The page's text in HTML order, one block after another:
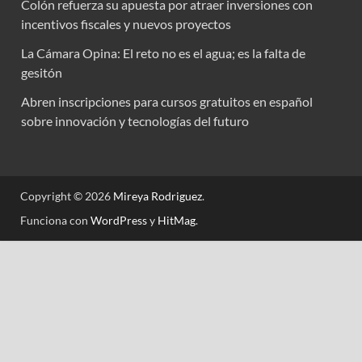
Colón refuerza su apuesta por atraer inversiones con
incentivos fiscales y nuevos proyectos
La Cámara Opina: El reto no es el agua; es la falta de
gesitón
Abren inscripciones para cursos gratuitos en español
sobre innovación y tecnologías del futuro
Copyright © 2026 Mireya Rodriguez.
Funciona con WordPressy HitMag.